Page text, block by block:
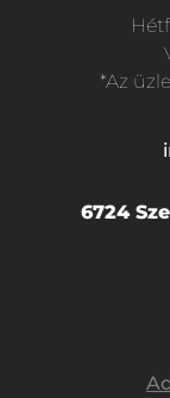
*Az
6724